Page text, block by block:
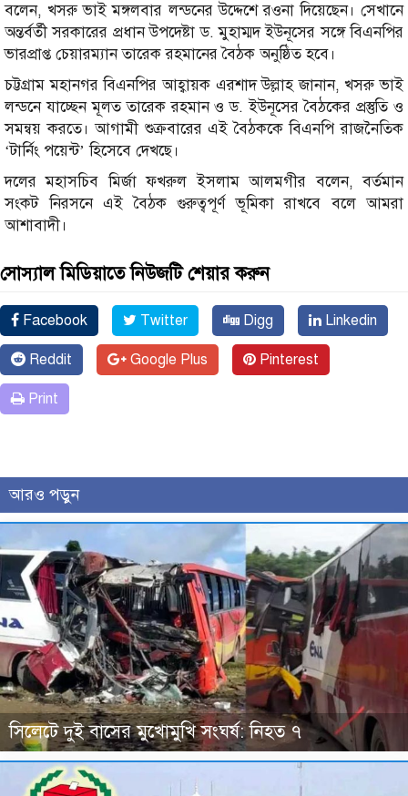
বলেন, খসরু ভাই মঙ্গলবার লন্ডনের উদ্দেশে রওনা দিয়েছেন। সেখানে
অন্তর্বর্তী সরকারের প্রধান উপদেষ্টা ড. মুহাম্মদ ইউনূসের সঙ্গে বিএনপির
ভারপ্রাপ্ত চেয়ারম্যান তারেক রহমানের বৈঠক অনুষ্ঠিত হবে।
চট্টগ্রাম মহানগর বিএনপির আহ্বায়ক এরশাদ উল্লাহ জানান, খসরু ভাই
লন্ডনে যাচ্ছেন মূলত তারেক রহমান ও ড. ইউনূসের বৈঠকের প্রস্তুতি ও
সমন্বয় করতে। আগামী শুক্রবারের এই বৈঠককে বিএনপি রাজনৈতিক
‘টার্নিং পয়েন্ট’ হিসেবে দেখছে।
দলের মহাসচিব মির্জা ফখরুল ইসলাম আলমগীর বলেন, বর্তমান
সংকট নিরসনে এই বৈঠক গুরুত্বপূর্ণ ভূমিকা রাখবে বলে আমরা
আশাবাদী।
সোস্যাল মিডিয়াতে নিউজটি শেয়ার করুন
Facebook Twitter Digg Linkedin
Reddit Google Plus Pinterest
Print
আরও পড়ুন
সিলেটে দুই বাসের মুখোমুখি সংঘর্ষ: নিহত ৭